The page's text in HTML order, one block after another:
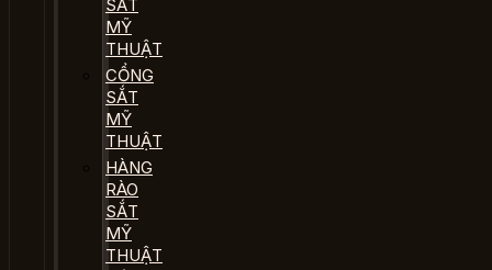
SẮT
MỸ
THUẬT
CỔNG
SẮT
MỸ
THUẬT
HÀNG
RÀO
SẮT
MỸ
THUẬT